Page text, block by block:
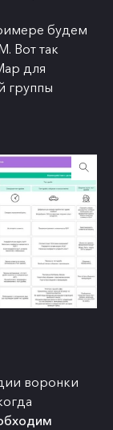
будем
Вот так
для
группы
воронки